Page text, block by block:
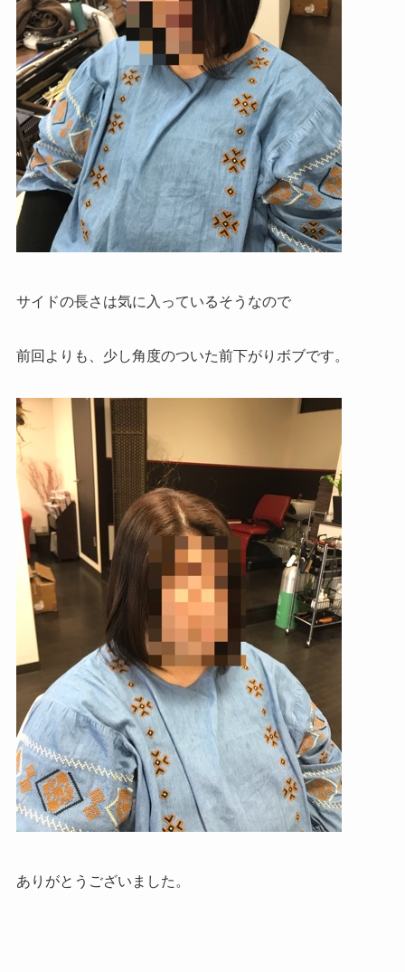
サイドの長さは気に入っているそうなので
前回よりも、少し角度のついた前下がりボブです。
ありがとうございました。